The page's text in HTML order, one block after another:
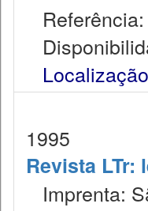
1995
Revista LTr:
Imprenta: